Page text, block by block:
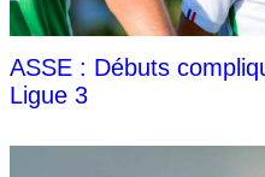
ASSE : Débuts
Ligue 3